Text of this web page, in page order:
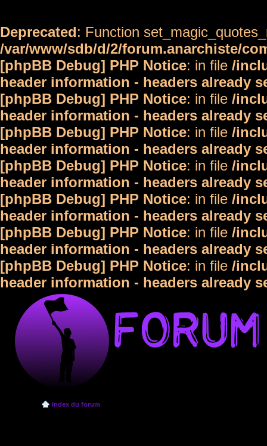
Deprecated: Function
/var/www/sdb/d/2/forum.anarchiste/
[phpBB Debug] PHP Notice: in file /
header information - headers already
[phpBB Debug] PHP Notice: in file /
header information - headers already
[phpBB Debug] PHP Notice: in file /
header information - headers already
[phpBB Debug] PHP Notice: in file /
header information - headers already
[phpBB Debug] PHP Notice: in file /
header information - headers already
[phpBB Debug] PHP Notice: in file /
header information - headers already
[phpBB Debug] PHP Notice: in file /
header information - headers already
Index du forum